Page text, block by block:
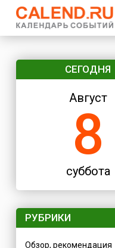
СЕГОДНЯ
Август
8
суббота
РУБРИКИ
Обзор, рекомендация